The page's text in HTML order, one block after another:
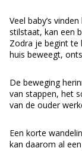
Veel baby’s
stilstaat, kan een
Zodra je begint
huis beweegt,
De beweging
van stappen, het
van de ouder
Een korte
kan daarom al